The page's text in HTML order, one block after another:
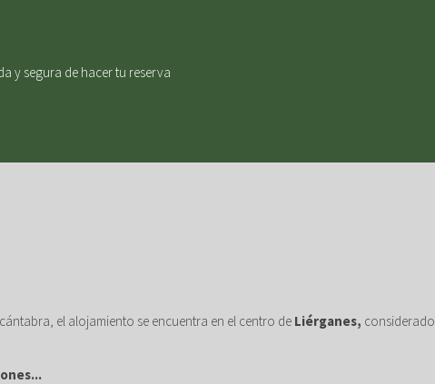
y segura de hacer tu reserva
el alojamiento se encuentra en el centro de Liérganes, considerado